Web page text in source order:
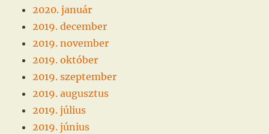
2020. január
2019. december
2019. november
2019. október
2019. szeptember
2019. augusztus
2019. július
2019. június